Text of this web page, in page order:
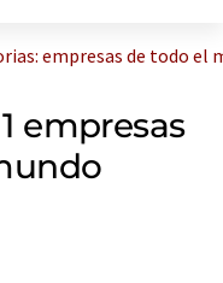
empresas de todo el
empresas